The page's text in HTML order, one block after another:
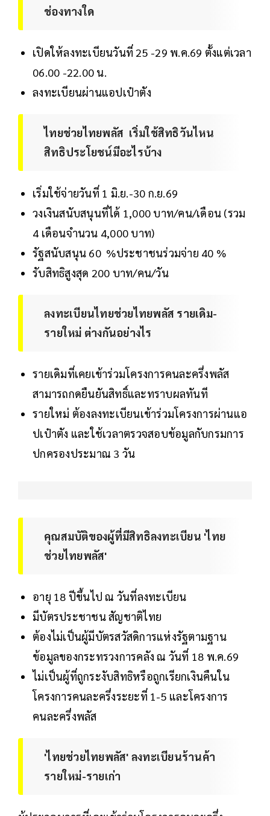
ช่องทางใด
เปิดให้ลงทะเบียนวันที่ 25 -29 พ.ค.69 ตั้งแต่เวลา
06.00 -22.00 น.
ลงทะเบียนผ่านแอปเป๋าตัง
ไทยช่วยไทยพลัส เริ่มใช้สิทธิวันไหน
สิทธิประโยชน์มีอะไรบ้าง
เริ่มใช้จ่ายวันที่ 1 มิ.ย.-30 ก.ย.69
วงเงินสนับสนุนที่ได้ 1,000 บาท/คน/เดือน (รวม
4 เดือนจำนวน 4,000 บาท)
รัฐสนับสนุน 60 %ประชาชนร่วมจ่าย 40 %
รับสิทธิสูงสุด 200 บาท/คน/วัน
ลงทะเบียนไทยช่วยไทยพลัส รายเดิม-
รายใหม่ ต่างกันอย่างไร
รายเดิมที่เคยเข้าร่วมโครงการคนละครึ่งพลัส
สามารถกดยืนยันสิทธิ์และทราบผลทันที
รายใหม่ ต้องลงทะเบียนเข้าร่วมโครงการผ่านแอ
ปเป๋าตัง และใช้เวลาตรวจสอบข้อมูลกับกรมการ
ปกครองประมาณ 3 วัน
คุณสมบัติของผู้ที่มีสิทธิลงทะเบียน 'ไทย
ช่วยไทยพลัส'
อายุ 18 ปีขึ้นไป ณ วันที่ลงทะเบียน
มีบัตรประชาชน สัญชาติไทย
ต้องไม่เป็นผู้มีบัตรสวัสดิการแห่งรัฐตามฐาน
ข้อมูลของกระทรวงการคลัง ณ วันที่ 18 พ.ค.69
ไม่เป็นผู้ที่ถูกระงับสิทธิหรือถูกเรียกเงินคืนใน
โครงการคนละครึ่งระยะที่ 1-5 และโครงการ
คนละครึ่งพลัส
'ไทยช่วยไทยพลัส' ลงทะเบียนร้านค้า
รายใหม่-รายเก่า